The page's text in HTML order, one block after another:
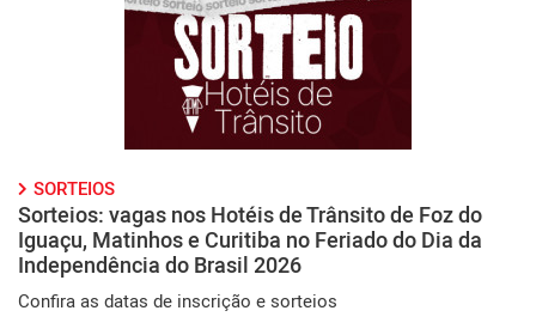
SORTEIOS
Sorteios: vagas nos Hotéis de Trânsito de Foz do
Iguaçu, Matinhos e Curitiba no Feriado do Dia da
Independência do Brasil 2026
Confira as datas de inscrição e sorteios